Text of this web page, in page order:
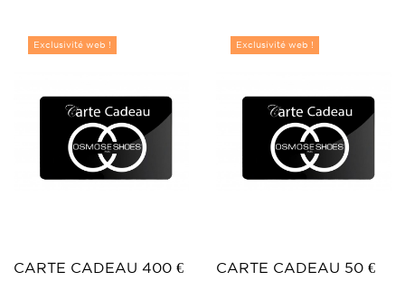
Exclusivité web !
CARTE CADEAU 400 €
Exclusivité web !
CARTE CADEAU 50 €